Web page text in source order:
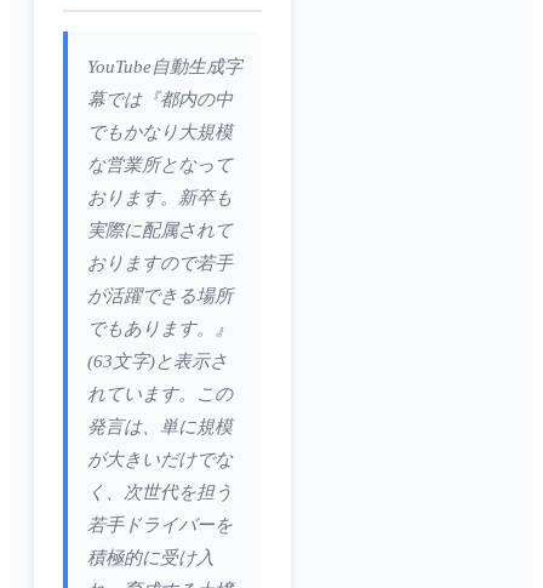
YouTube自動生成字
幕では『都内の中
でもかなり大規模
な営業所となって
おります。新卒も
実際に配属されて
おりますので若手
が活躍できる場所
でもあります。』
(63文字)と表示さ
れています。この
発言は、単に規模
が大きいだけでな
く、次世代を担う
若手ドライバーを
積極的に受け入